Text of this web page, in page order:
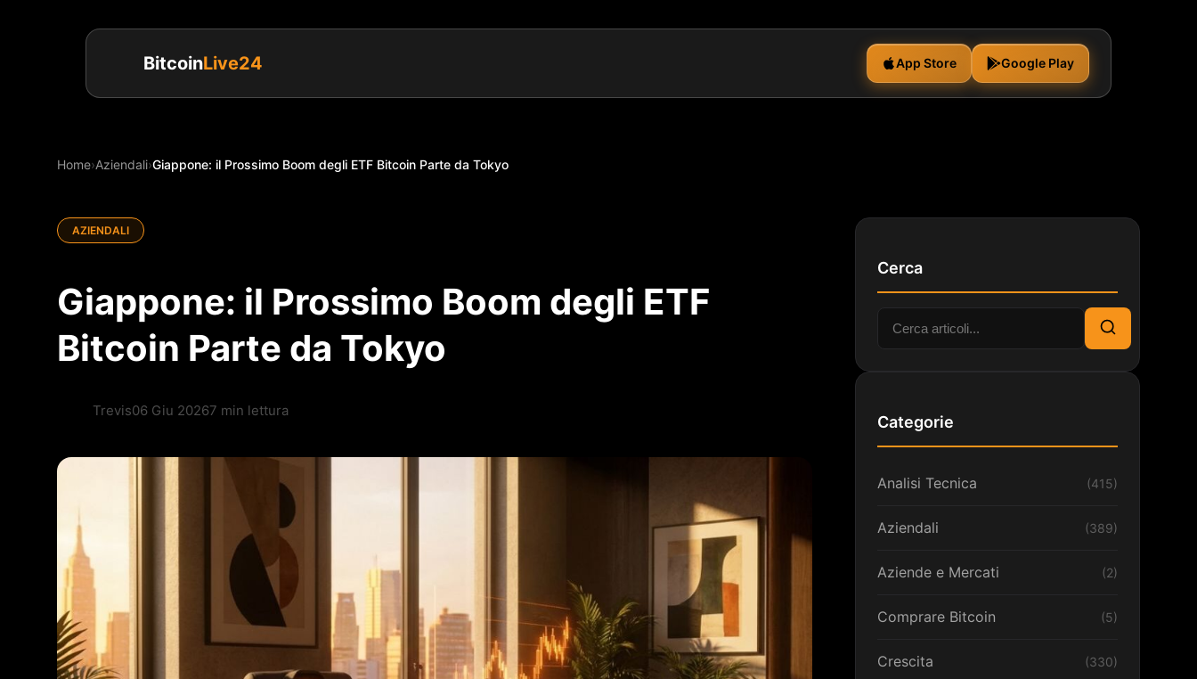
BitcoinLive24 App Store Google Play
Home›Aziendali›Giappone: il Prossimo Boom degli ETF Bitcoin Parte da Tokyo
AZIENDALI
Giappone: il Prossimo Boom degli ETF
Bitcoin Parte da Tokyo
Trevis06 Giu 20267 min lettura
Cerca
Cerca:
Cerca
Categorie
Analisi Tecnica (415)
Aziendali (389)
Aziende e Mercati (2)
Comprare Bitcoin (5)
Crescita (330)